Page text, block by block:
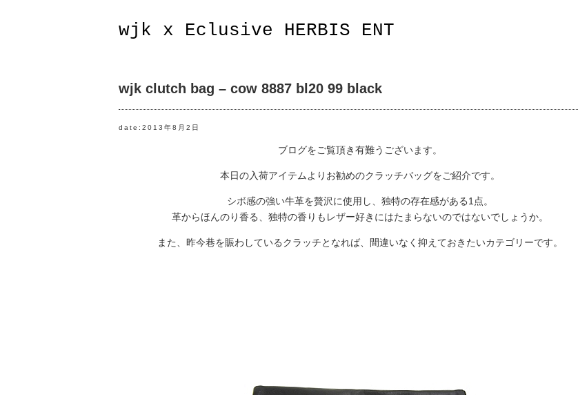
wjk x Eclusive HERBIS ENT
wjk clutch bag – cow 8887 bl20 99 black
date:2013年8月2日
ブログをご覧頂き有難うございます。
本日の入荷アイテムよりお勧めのクラッチバッグをご紹介です。
シボ感の強い牛革を贅沢に使用し、独特の存在感がある1点。
革からほんのり香る、独特の香りもレザー好きにはたまらないのではないでしょうか。
また、昨今巷を賑わしているクラッチとなれば、間違いなく抑えておきたいカテゴリーです。